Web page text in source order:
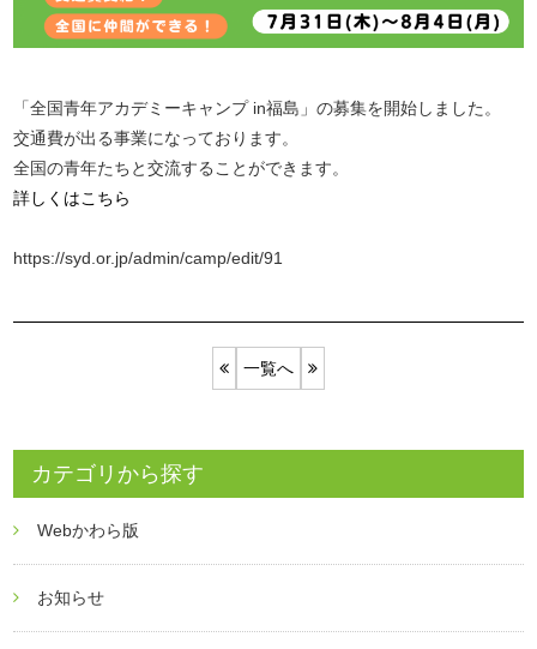
「全国青年アカデミーキャンプ in福島」の募集を開始しました。
交通費が出る事業になっております。
全国の青年たちと交流することができます。
詳しくはこちら
https://syd.or.jp/admin/camp/edit/91
一覧へ
カテゴリから探す
Webかわら版
お知らせ